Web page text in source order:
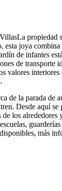
propiedad
esta joya combina
de infantes
de transporte
valores
de la parada de
Desde aquí se
los alrededores
más